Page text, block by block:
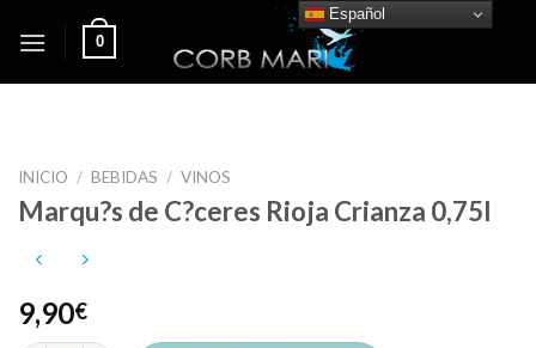
0
INICIO / BEBIDAS / VINOS
Marqu?s de C?ceres Rioja Crianza 0,75l
9,90€
Español